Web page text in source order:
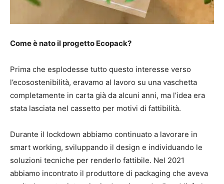
Come è nato il progetto Ecopack?
Prima che esplodesse tutto questo interesse verso
l’ecosostenibilità, eravamo al lavoro su una vaschetta
completamente in carta già da alcuni anni, ma l’idea era
stata lasciata nel cassetto per motivi di fattibilità.
Durante il lockdown abbiamo continuato a lavorare in
smart working, sviluppando il design e individuando le
soluzioni tecniche per renderlo fattibile. Nel 2021
abbiamo incontrato il produttore di packaging che aveva